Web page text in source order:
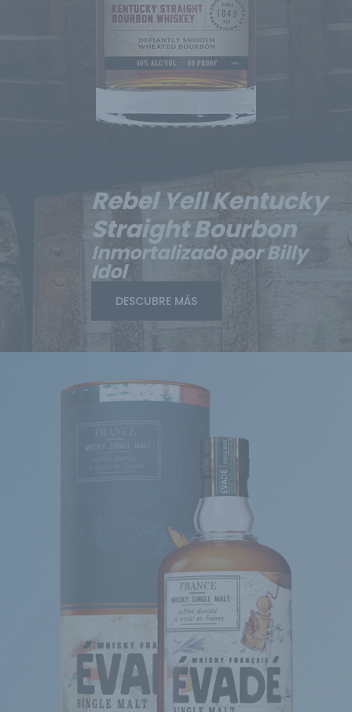
Rebel Yell Kentucky
Straight Bourbon
Inmortalizado por Billy
Idol
DESCUBRE MÁS